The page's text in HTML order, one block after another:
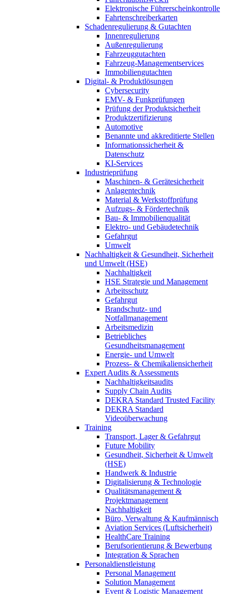
Elektronische Führerscheinkontrolle
Fahrtenschreiberkarten
Schadenregulierung & Gutachten
Innenregulierung
Außenregulierung
Fahrzeuggutachten
Fahrzeug-Managementservices
Immobiliengutachten
Digital- & Produktlösungen
Cybersecurity
EMV- & Funkprüfungen
Prüfung der Produktsicherheit
Produktzertifizierung
Automotive
Benannte und akkreditierte Stellen
Informationssicherheit &
Datenschutz
KI-Services
Industrieprüfung
Maschinen- & Gerätesicherheit
Anlagentechnik
Material & Werkstoffprüfung
Aufzugs- & Fördertechnik
Bau- & Immobilienqualität
Elektro- und Gebäudetechnik
Gefahrgut
Umwelt
Nachhaltigkeit & Gesundheit, Sicherheit
und Umwelt (HSE)
Nachhaltigkeit
HSE Strategie und Management
Arbeitsschutz
Gefahrgut
Brandschutz- und
Notfallmanagement
Arbeitsmedizin
Betriebliches
Gesundheitsmanagement
Energie- und Umwelt
Prozess- & Chemikaliensicherheit
Expert Audits & Assessments
Nachhaltigkeitsaudits
Supply Chain Audits
DEKRA Standard Trusted Facility
DEKRA Standard
Videoüberwachung
Training
Transport, Lager & Gefahrgut
Future Mobility
Gesundheit, Sicherheit & Umwelt
(HSE)
Handwerk & Industrie
Digitalisierung & Technologie
Qualitätsmanagement &
Projektmanagement
Nachhaltigkeit
Büro, Verwaltung & Kaufmännisch
Aviation Services (Luftsicherheit)
HealthCare Training
Berufsorientierung & Bewerbung
Integration & Sprachen
Personaldienstleistung
Personal Management
Solution Management
Event & Logistic Management